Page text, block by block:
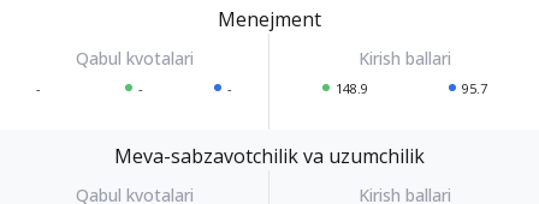
Menejment
- - - 148.9 95.7
Meva-sabzavotchilik va uzumchilik